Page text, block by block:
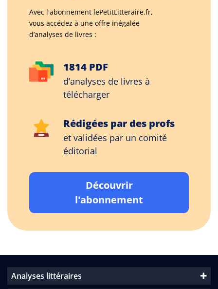
Avec l'abonnement lePetitLitteraire.fr,
vous accédez à une offre inégalée
d’analyses de livres :
1814 PDF
d’analyses de livres à
télécharger
Rédigées par des profs
et validées par un comité
éditorial
Découvrir
l'abonnement
Analyses littéraires